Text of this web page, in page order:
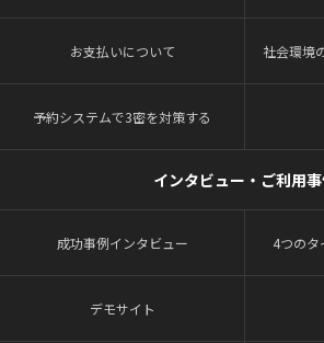
お支払いについて 社会環境
予約システムで3密を対策する
インタビュー・ご利用
成功事例インタビュー 4つのタ
デモサイト